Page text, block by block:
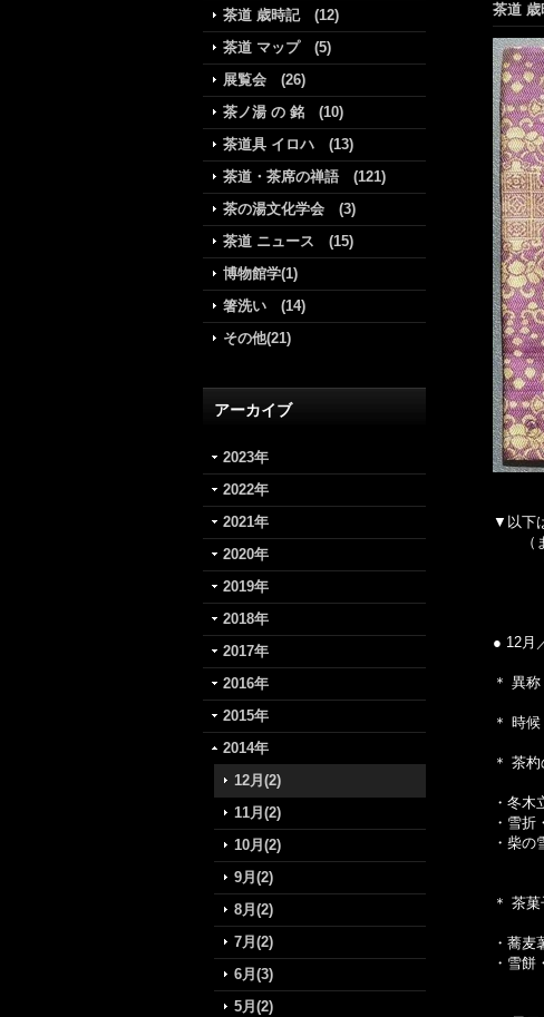
茶道 歳時記 (12)
茶道 マップ (5)
展覧会 (26)
茶ノ湯 の 銘 (10)
茶道具 イロハ (13)
茶道・茶席の禅語 (121)
茶の湯文化学会 (3)
茶道 ニュース (15)
博物館学(1)
箸洗い (14)
その他(21)
アーカイブ
2023年
2022年
2021年
2020年
2019年
2018年
2017年
2016年
2015年
2014年
12月(2)
11月(2)
10月(2)
9月(2)
8月(2)
7月(2)
6月(3)
5月(2)
茶道
▼以下
（
「 ク
● 12月
＊ 異
＊ 時
＊ 茶杓
・冬
・雪
・柴
＊ 茶
・蕎
・雪